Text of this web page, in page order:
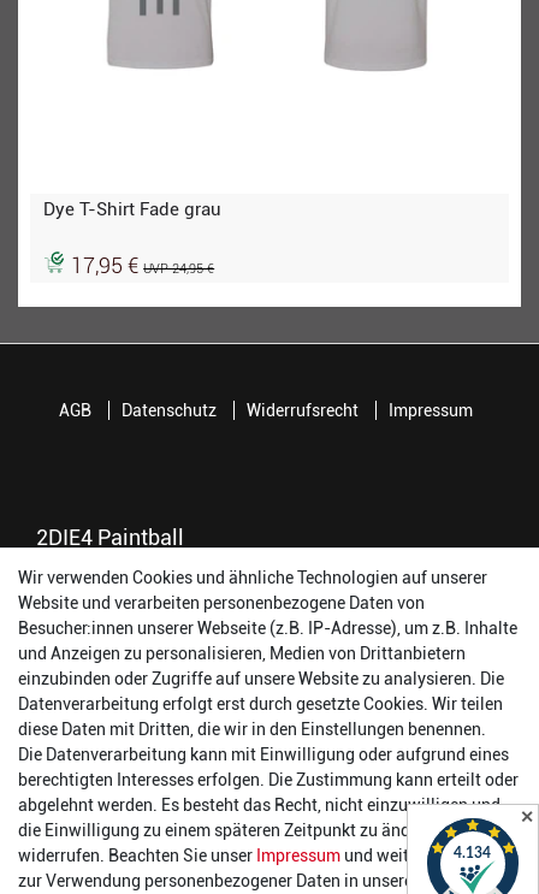
Dye T-Shirt Fade grau
17,95 €UVP 24,95 €
2DIE4 Paintball
56457 Westerburg
Reinhold-Ferger-Straße 26
order@2die4-sports.com
0 26 63/ 9 68 69 37
Öffnungszeiten
Montag:
14:00 - 17:00 Uhr
Dienstag:
14:00 - 17:00 Uhr
Mittwoch:
14:00 - 17:00 Uhr
Donnerstag:
14:00 - 17:00 Uhr
Freitag:
14:00 - 19:00 Uhr
AGB Datenschutz Widerrufsrecht Impressum
Wir verwenden Cookies und ähnliche Technologien auf unserer
Website und verarbeiten personenbezogene Daten von
Besucher:innen unserer Webseite (z.B. IP-Adresse), um z.B. Inhalte
und Anzeigen zu personalisieren, Medien von Drittanbietern
einzubinden oder Zugriffe auf unsere Website zu analysieren. Die
Datenverarbeitung erfolgt erst durch gesetzte Cookies. Wir teilen
diese Daten mit Dritten, die wir in den Einstellungen benennen.
Die Datenverarbeitung kann mit Einwilligung oder aufgrund eines
berechtigten Interesses erfolgen. Die Zustimmung kann erteilt oder
abgelehnt werden. Es besteht das Recht, nicht einzuwilligen und
die Einwilligung zu einem späteren Zeitpunkt zu ändern oder zu
widerrufen. Beachten Sie unser Impressum und weitere Hinweise
zur Verwendung personenbezogener Daten in unserer
Daten­
✕